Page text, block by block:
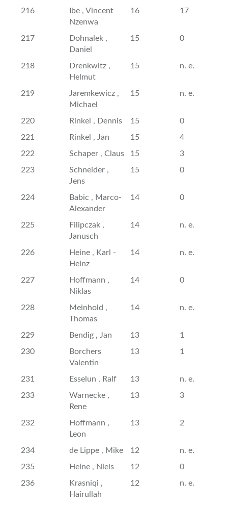
216
Ibe , Vincent
Nzenwa
16 17
217
Dohnalek ,
Daniel
15 0
218
Drenkwitz ,
Helmut
15 n. e.
219
Jaremkewicz ,
Michael
15 n. e.
220 Rinkel , Dennis 15
0
221
Rinkel , Jan 15
4
222
Schaper , Claus 15
3
223
Schneider ,
Jens
15 0
224
Babic , Marco-
Alexander
14 0
225
Filipczak ,
Janusch
14 n. e.
226
Heine , Karl -
Heinz
14 n. e.
227
Hoffmann ,
Niklas
14 0
228
Meinhold ,
Thomas
14 n. e.
229 Bendig , Jan 13
1
230
Borchers
Valentin
13 1
231 Esselun , Ralf 13
n. e.
233
Warnecke ,
Rene
13 3
232
Hoffmann ,
Leon
13 2
234 de Lippe , Mike 12
n. e.
235
Heine , Niels 12
0
236
Krasniqi ,
Hairullah
12 n. e.